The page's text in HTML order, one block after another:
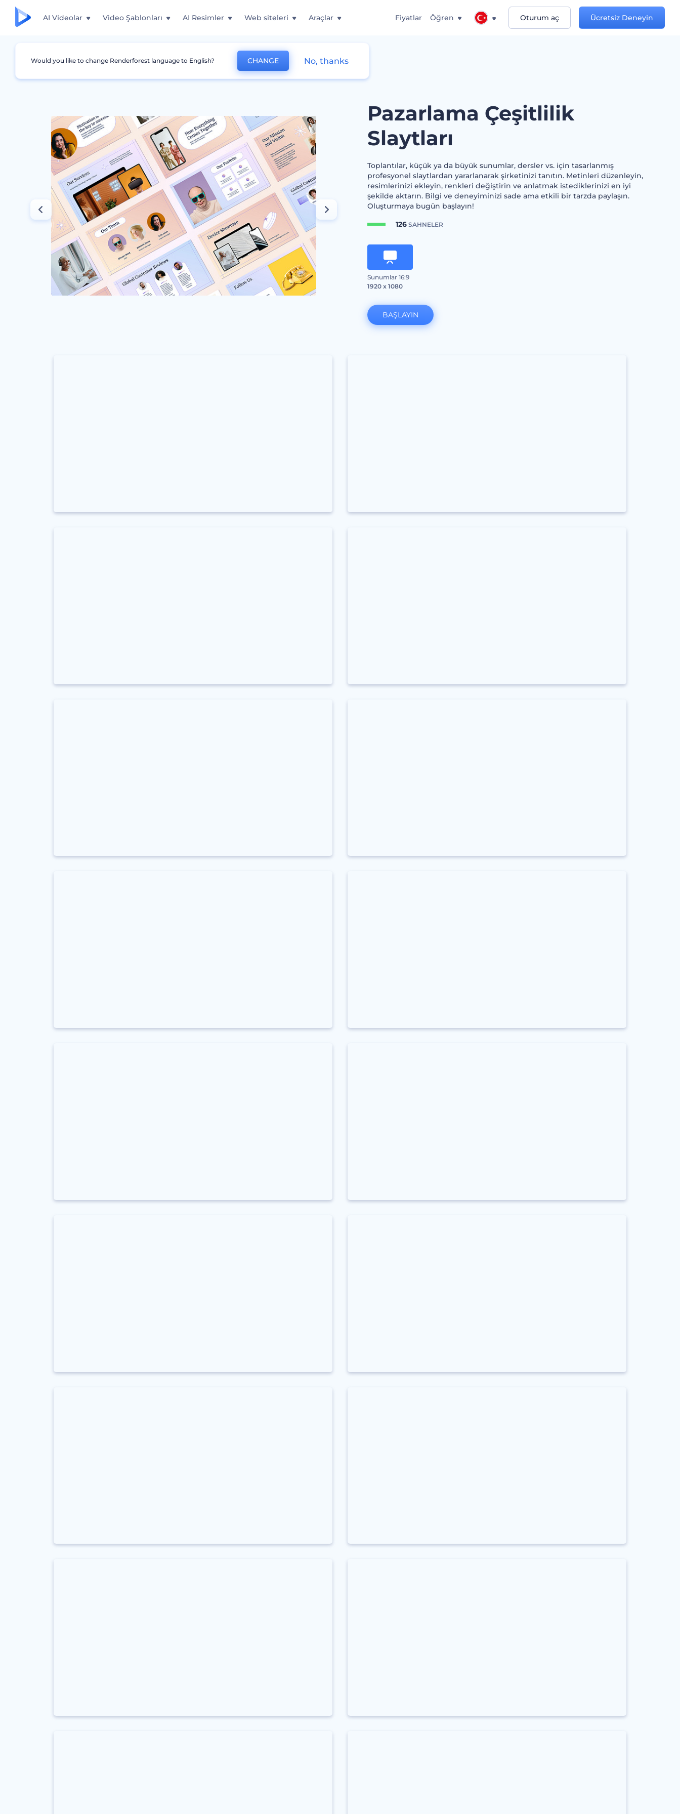
AI Videolar Video Şablonları AI Resimler Web siteleri Araçlar Fiyatlar Öğren Oturum aç Ücretsiz Deneyin
Grafikler Sunumlar Pazarlama Çeşitlilik Slaytları
Pazarlama Çeşitlilik
Slaytları
Toplantılar, küçük ya da büyük sunumlar, dersler vs. için tasarlanmış
profesyonel slaytlardan yararlanarak şirketinizi tanıtın. Metinleri düzenleyin,
resimlerinizi ekleyin, renkleri değiştirin ve anlatmak istediklerinizi en iyi
şekilde aktarın. Bilgi ve deneyiminizi sade ama etkili bir tarzda paylaşın.
Oluşturmaya bugün başlayın!
126SAHNELER
Sunumlar 16:9
1920 x 1080
BAŞLAYIN
Would you like to change Renderforest language to English? CHANGE No, thanks